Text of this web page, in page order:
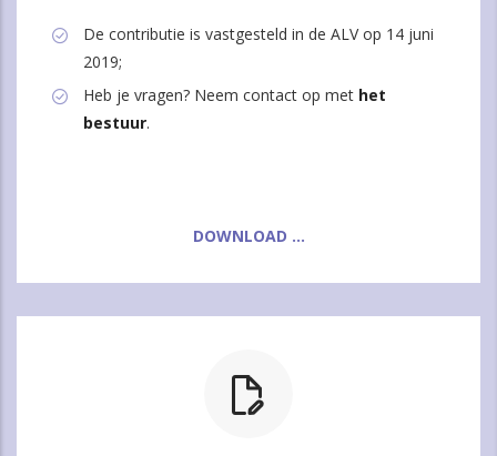
De contributie is vastgesteld in de ALV op 14 juni
2019;
Heb je vragen? Neem contact op met het
bestuur.
DOWNLOAD ...